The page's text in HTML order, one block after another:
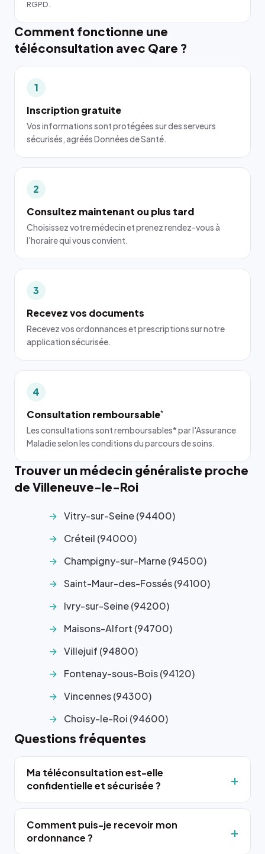
RGPD.
Comment fonctionne une
téléconsultation avec Qare ?
1
Inscription gratuite
Vos informations sont protégées sur des serveurs
sécurisés, agréés Données de Santé.
2
Consultez maintenant ou plus tard
Choisissez votre médecin et prenez rendez-vous à
l'horaire qui vous convient.
3
Recevez vos documents
Recevez vos ordonnances et prescriptions sur notre
application sécurisée.
4
Consultation remboursable*
Les consultations sont remboursables* par l'Assurance
Maladie selon les conditions du parcours de soins.
Trouver un médecin généraliste proche
de Villeneuve-le-Roi
Vitry-sur-Seine (94400)
Créteil (94000)
Champigny-sur-Marne (94500)
Saint-Maur-des-Fossés (94100)
Ivry-sur-Seine (94200)
Maisons-Alfort (94700)
Villejuif (94800)
Fontenay-sous-Bois (94120)
Vincennes (94300)
Choisy-le-Roi (94600)
Questions fréquentes
Ma téléconsultation est-elle
confidentielle et sécurisée ?
Comment puis-je recevoir mon
ordonnance ?